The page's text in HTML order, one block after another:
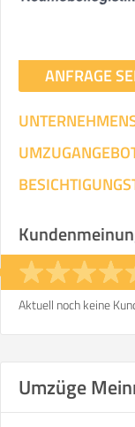
ANFRAGE
Aktuell noch keine
Umzüge